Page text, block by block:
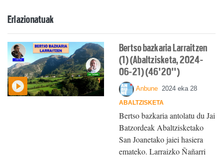
Erlazionatuak
Bertso bazkaria Larraitzen
(1) (Abaltzisketa, 2024-
06-21) (46'20'')
Anbune 2024 eka 28
ABALTZISKETA
Bertso bazkaria antolatu du Jai
Batzordeak Abaltzisketako
San Joanetako jaiei hasiera
emateko. Larraizko Ñañarri